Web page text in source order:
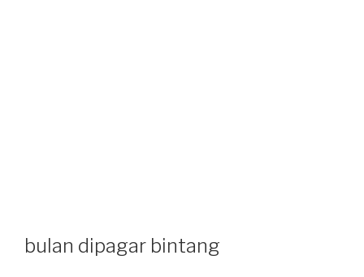
bulan dipagar bintang